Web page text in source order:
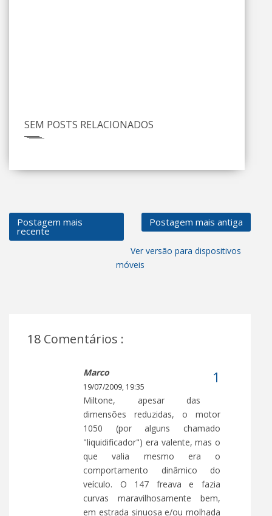
SEM POSTS RELACIONADOS
Postagem mais
recente
Postagem mais antiga
Ver versão para dispositivos
móveis
18 Comentários :
Marco
19/07/2009, 19:35
Miltone, apesar das
dimensões reduzidas, o motor
1050 (por alguns chamado
"liquidificador") era valente, mas o
que valia mesmo era o
comportamento dinâmico do
veículo. O 147 freava e fazia
curvas maravilhosamente bem,
em estrada sinuosa e/ou molhada